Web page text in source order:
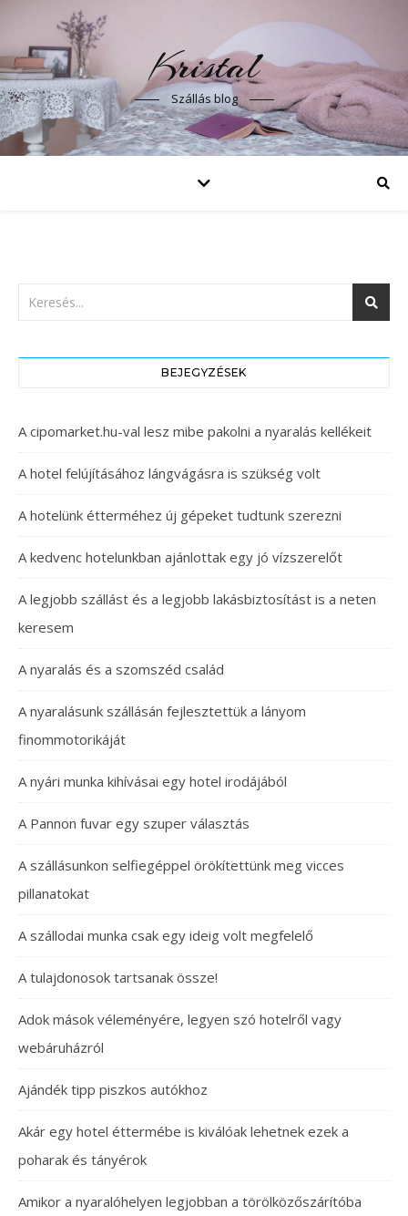
Kristal
Szállás blog
BEJEGYZÉSEK
A cipomarket.hu-val lesz mibe pakolni a nyaralás kellékeit
A hotel felújításához lángvágásra is szükség volt
A hotelünk étterméhez új gépeket tudtunk szerezni
A kedvenc hotelunkban ajánlottak egy jó vízszerelőt
A legjobb szállást és a legjobb lakásbiztosítást is a neten
keresem
A nyaralás és a szomszéd család
A nyaralásunk szállásán fejlesztettük a lányom
finommotorikáját
A nyári munka kihívásai egy hotel irodájából
A Pannon fuvar egy szuper választás
A szállásunkon selfiegéppel örökítettünk meg vicces
pillanatokat
A szállodai munka csak egy ideig volt megfelelő
A tulajdonosok tartsanak össze!
Adok mások véleményére, legyen szó hotelről vagy
webáruházról
Ajándék tipp piszkos autókhoz
Akár egy hotel éttermébe is kiválóak lehetnek ezek a
poharak és tányérok
Amikor a nyaralóhelyen legjobban a törölközőszárítóba